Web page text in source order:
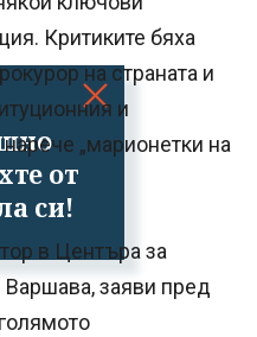
от
си!
Критиките бяха
на страната и
и
„марионетки на
в Центъра за
заяви пред